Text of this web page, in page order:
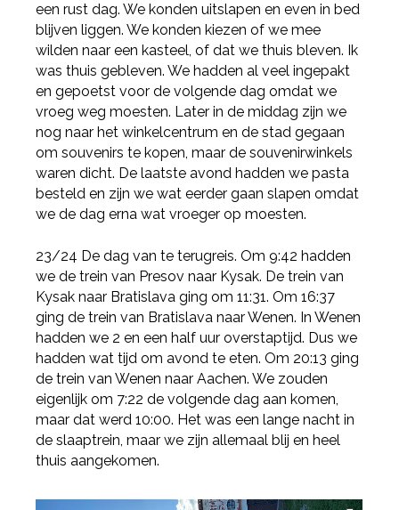
een rust dag. We konden uitslapen en even in bed
blijven liggen. We konden kiezen of we mee
wilden naar een kasteel, of dat we thuis bleven. Ik
was thuis gebleven. We hadden al veel ingepakt
en gepoetst voor de volgende dag omdat we
vroeg weg moesten. Later in de middag zijn we
nog naar het winkelcentrum en de stad gegaan
om souvenirs te kopen, maar de souvenirwinkels
waren dicht. De laatste avond hadden we pasta
besteld en zijn we wat eerder gaan slapen omdat
we de dag erna wat vroeger op moesten.
23/24 De dag van te terugreis. Om 9:42 hadden
we de trein van Presov naar Kysak. De trein van
Kysak naar Bratislava ging om 11:31. Om 16:37
ging de trein van Bratislava naar Wenen. In Wenen
hadden we 2 en een half uur overstaptijd. Dus we
hadden wat tijd om avond te eten. Om 20:13 ging
de trein van Wenen naar Aachen. We zouden
eigenlijk om 7:22 de volgende dag aan komen,
maar dat werd 10:00. Het was een lange nacht in
de slaaptrein, maar we zijn allemaal blij en heel
thuis aangekomen.